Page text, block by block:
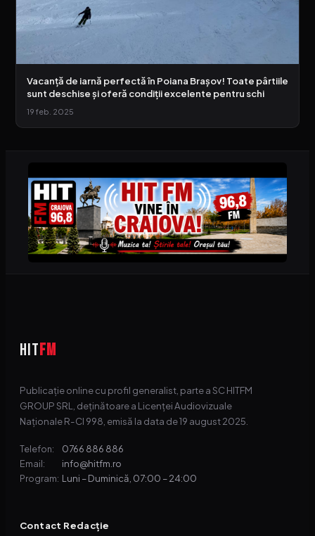
Vacanță de iarnă perfectă în Poiana Brașov! Toate pârtiile
sunt deschise și oferă condiții excelente pentru schi
19 feb. 2025
HITFM
Publicație online cu profil generalist, parte a SC HITFM
GROUP SRL, deținătoare a Licenței Audiovizuale
Naționale R-CI 998, emisă la data de 19 august 2025.
Telefon: 0766 886 886
Email: info@hitfm.ro
Program: Luni – Duminică, 07:00 – 24:00
Contact Redacție